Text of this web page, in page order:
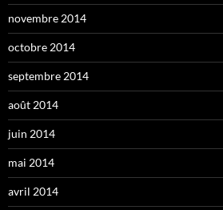
novembre 2014
octobre 2014
septembre 2014
août 2014
juin 2014
mai 2014
avril 2014